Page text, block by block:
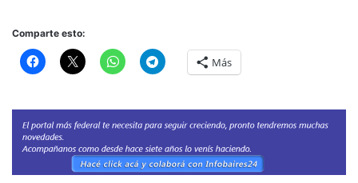
Comparte esto:
Más